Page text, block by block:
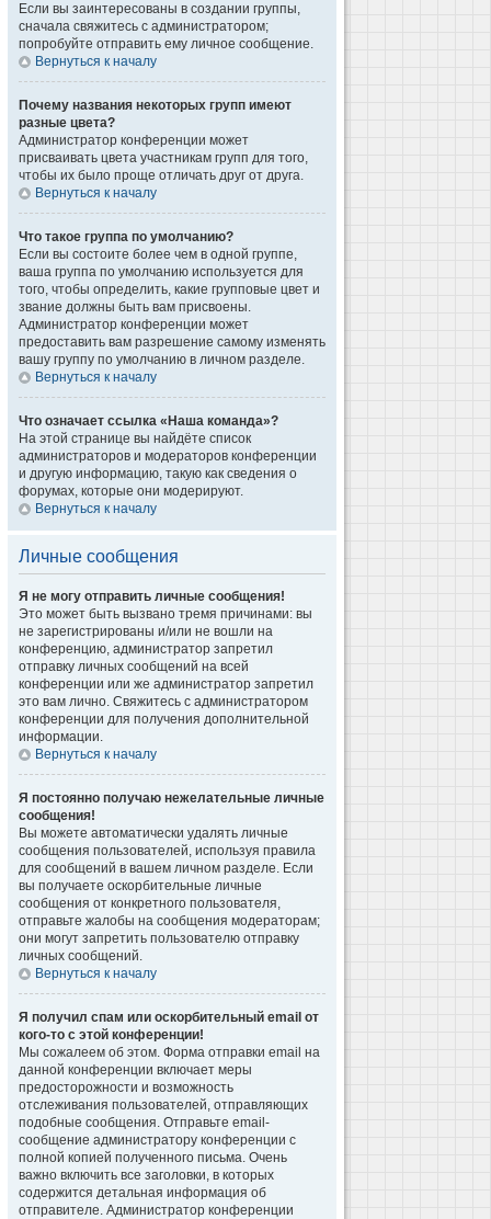
Если вы заинтересованы в создании группы,
сначала свяжитесь с администратором;
попробуйте отправить ему личное сообщение.
Вернуться к началу
Почему названия некоторых групп имеют
разные цвета?
Администратор конференции может
присваивать цвета участникам групп для того,
чтобы их было проще отличать друг от друга.
Вернуться к началу
Что такое группа по умолчанию?
Если вы состоите более чем в одной группе,
ваша группа по умолчанию используется для
того, чтобы определить, какие групповые цвет и
звание должны быть вам присвоены.
Администратор конференции может
предоставить вам разрешение самому изменять
вашу группу по умолчанию в личном разделе.
Вернуться к началу
Что означает ссылка «Наша команда»?
На этой странице вы найдёте список
администраторов и модераторов конференции
и другую информацию, такую как сведения о
форумах, которые они модерируют.
Вернуться к началу
Личные сообщения
Я не могу отправить личные сообщения!
Это может быть вызвано тремя причинами: вы
не зарегистрированы и/или не вошли на
конференцию, администратор запретил
отправку личных сообщений на всей
конференции или же администратор запретил
это вам лично. Свяжитесь с администратором
конференции для получения дополнительной
информации.
Вернуться к началу
Я постоянно получаю нежелательные личные
сообщения!
Вы можете автоматически удалять личные
сообщения пользователей, используя правила
для сообщений в вашем личном разделе. Если
вы получаете оскорбительные личные
сообщения от конкретного пользователя,
отправьте жалобы на сообщения модераторам;
они могут запретить пользователю отправку
личных сообщений.
Вернуться к началу
Я получил спам или оскорбительный email от
кого-то с этой конференции!
Мы сожалеем об этом. Форма отправки email на
данной конференции включает меры
предосторожности и возможность
отслеживания пользователей, отправляющих
подобные сообщения. Отправьте email-
сообщение администратору конференции с
полной копией полученного письма. Очень
важно включить все заголовки, в которых
содержится детальная информация об
отправителе. Администратор конференции